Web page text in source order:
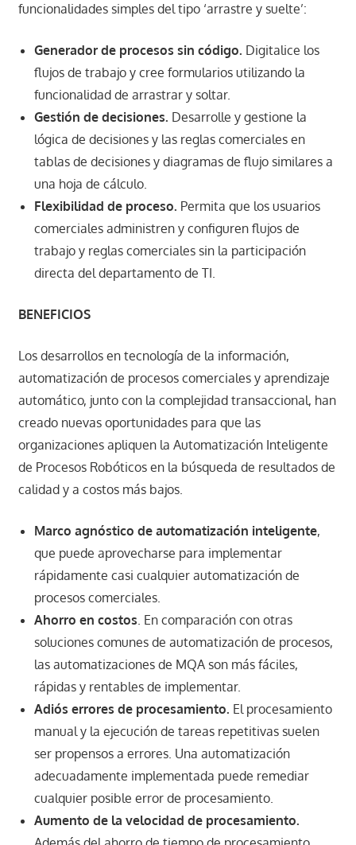
funcionalidades simples del tipo ‘arrastre y suelte’:
Generador de procesos sin código. Digitalice los
flujos de trabajo y cree formularios utilizando la
funcionalidad de arrastrar y soltar.
Gestión de decisiones. Desarrolle y gestione la
lógica de decisiones y las reglas comerciales en
tablas de decisiones y diagramas de flujo similares a
una hoja de cálculo.
Flexibilidad de proceso. Permita que los usuarios
comerciales administren y configuren flujos de
trabajo y reglas comerciales sin la participación
directa del departamento de TI.
BENEFICIOS
Los desarrollos en tecnología de la información,
automatización de procesos comerciales y aprendizaje
automático, junto con la complejidad transaccional, han
creado nuevas oportunidades para que las
organizaciones apliquen la Automatización Inteligente
de Procesos Robóticos en la búsqueda de resultados de
calidad y a costos más bajos.
Marco agnóstico de automatización inteligente,
que puede aprovecharse para implementar
rápidamente casi cualquier automatización de
procesos comerciales.
Ahorro en costos. En comparación con otras
soluciones comunes de automatización de procesos,
las automatizaciones de MQA son más fáciles,
rápidas y rentables de implementar.
Adiós errores de procesamiento. El procesamiento
manual y la ejecución de tareas repetitivas suelen
ser propensos a errores. Una automatización
adecuadamente implementada puede remediar
cualquier posible error de procesamiento.
Aumento de la velocidad de procesamiento.